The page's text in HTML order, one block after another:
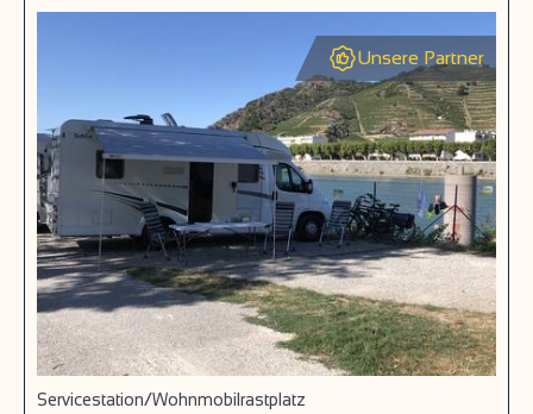
Unsere Partner
Servicestation/Wohnmobilrastplatz